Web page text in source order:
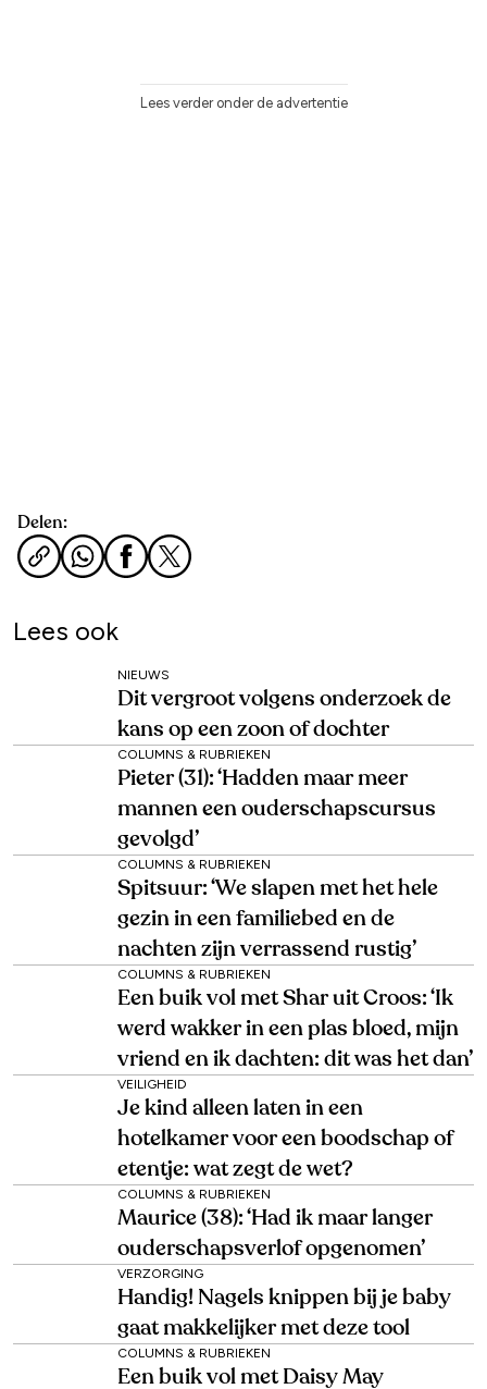
Lees verder onder de advertentie
Delen:
Lees ook
NIEUWS
Dit vergroot volgens onderzoek de
kans op een zoon of dochter
COLUMNS & RUBRIEKEN
Pieter (31): ‘Hadden maar meer
mannen een ouderschapscursus
gevolgd’
COLUMNS & RUBRIEKEN
Spitsuur: ‘We slapen met het hele
gezin in een familiebed en de
nachten zijn verrassend rustig’
COLUMNS & RUBRIEKEN
Een buik vol met Shar uit Croos: ‘Ik
werd wakker in een plas bloed, mijn
vriend en ik dachten: dit was het dan’
VEILIGHEID
Je kind alleen laten in een
hotelkamer voor een boodschap of
etentje: wat zegt de wet?
COLUMNS & RUBRIEKEN
Maurice (38): ‘Had ik maar langer
ouderschapsverlof opgenomen’
VERZORGING
Handig! Nagels knippen bij je baby
gaat makkelijker met deze tool
COLUMNS & RUBRIEKEN
Een buik vol met Daisy May